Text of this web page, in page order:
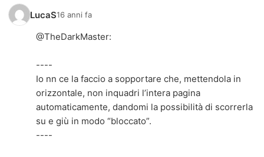
LucaS16 anni fa
@TheDarkMaster:
----
Io nn ce la faccio a sopportare che, mettendola in
orizzontale, non inquadri l’intera pagina
automaticamente, dandomi la possibilità di scorrerla
su e giù in modo “bloccato”.
----